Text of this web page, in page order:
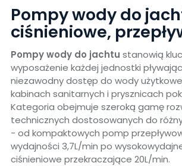
Pompy wody do
ciśnieniowe,
Pompy wody do jachtu stanowią
wyposażenie każdej jednostki
niezawodny dostęp do wody
kabinach sanitarnych i prysznicach
Kategoria obejmuje szeroką gamę
technicznych dostosowanych do
- od kompaktowych pomp
wydajności 3,7L/min po
ciśnieniowe przekraczające 20L/min.